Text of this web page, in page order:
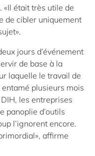
«Il était très utile de
de cibler uniquement
jours d’événement
de base à la
laquelle le travail de
plusieurs mois
les entreprises
panoplie d’outils
l’ignorent encore.
affirme